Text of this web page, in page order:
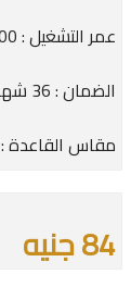
عمر التشغيل : 25000 ساعة عمل
الضمان : 36 شهر
مقاس القاعدة : PAr16
84 جنيه